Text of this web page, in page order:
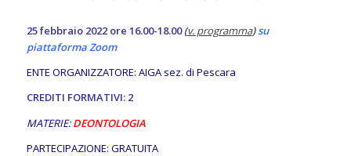
25 febbraio 2022 ore 16.00-18.00 (v. programma)su
piattaforma Zoom
ENTE ORGANIZZATORE: AIGA sez. di Pescara
CREDITI FORMATIVI: 2
MATERIE:DEONTOLOGIA
PARTECIPAZIONE: GRATUITA